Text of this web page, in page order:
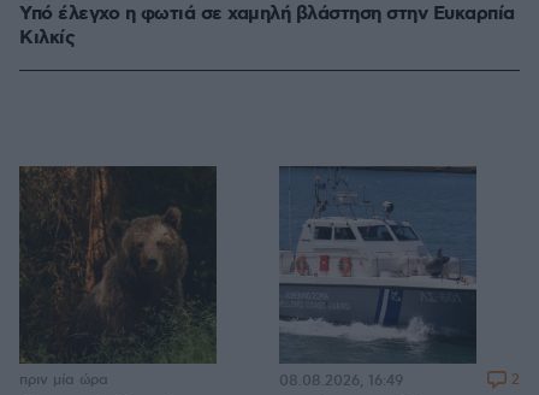
Υπό έλεγχο η φωτιά σε χαμηλή βλάστηση στην Ευκαρπία
Κιλκίς
πριν μία ώρα 08.08.2026, 16:49 2